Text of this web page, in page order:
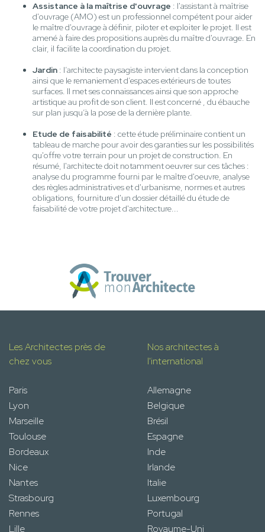
Assistance à la maîtrise d'ouvrage : l'assistant à maîtrise
d'ouvrage (AMO) est un professionnel compétent pour aider
le maître d'ouvrage à définir, piloter et exploiter le projet. Il est
amené à faire des propositions auprès du maître d'ouvrage. En
clair, il facilite la coordination du projet.
Jardin : l’architecte paysagiste intervient dans la conception
ainsi que le remaniement d’espaces extérieurs de toutes
surfaces. Il met ses connaissances ainsi que son approche
artistique au profit de son client. Il est concerné , du ébauche
sur plan jusqu’à la pose de la dernière plante.
Etude de faisabilité : cette étude préliminaire contient un
tableau de marche pour avoir des garanties sur les possibilités
qu'offre votre terrain pour un projet de construction. En
résumé, l'architecte doit notamment oeuvrer sur ces tâches :
analyse du programme fourni par le maître d'oeuvre, analyse
des règles administratives et d'urbanisme, normes et autres
obligations, fourniture d'un dossier détaillé du étude de
faisabilité de votre projet d'architecture...
Les Architectes près de
chez vous
Paris
Lyon
Marseille
Toulouse
Bordeaux
Nice
Nantes
Strasbourg
Rennes
Lille
Nos architectes à
l'international
Allemagne
Belgique
Brésil
Espagne
Inde
Irlande
Italie
Luxembourg
Portugal
Royaume-Uni